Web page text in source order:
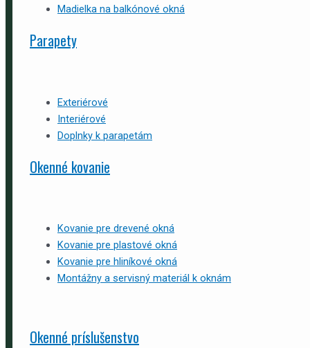
Madielka na balkónové okná
Parapety
Exteriérové
Interiérové
Doplnky k parapetám
Okenné kovanie
Kovanie pre drevené okná
Kovanie pre plastové okná
Kovanie pre hliníkové okná
Montážny a servisný materiál k oknám
Okenné príslušenstvo